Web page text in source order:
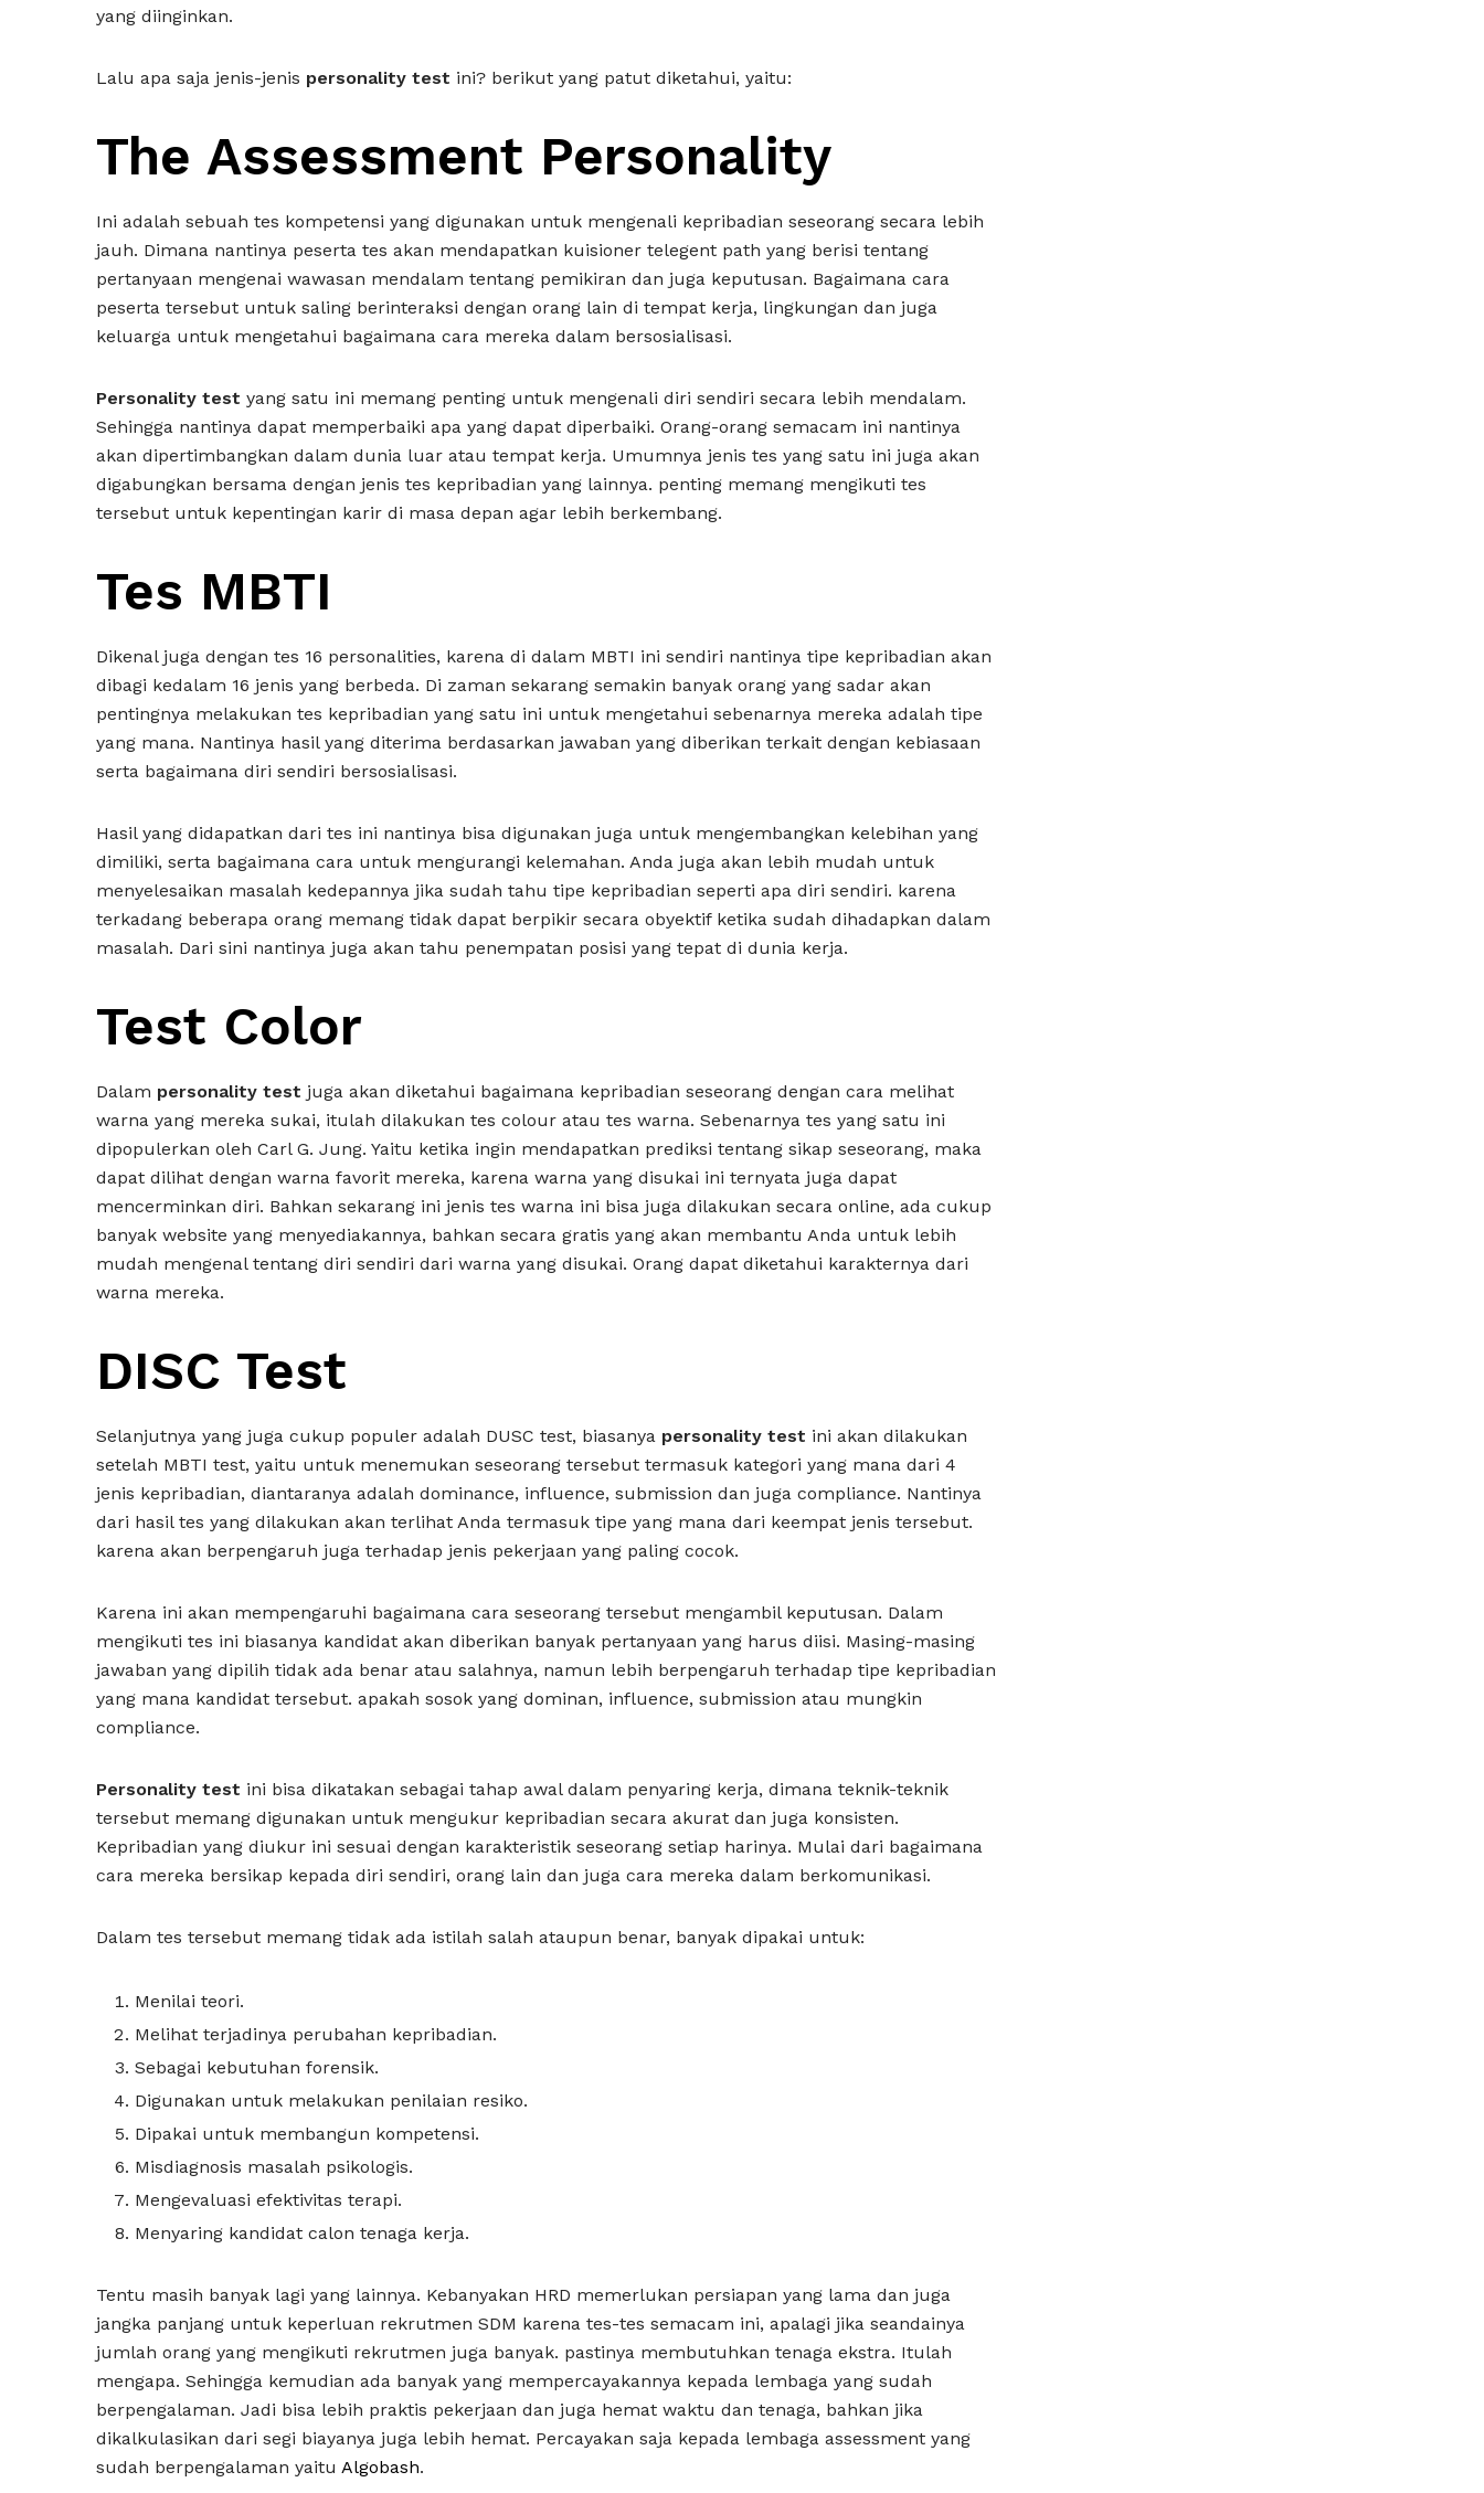
yang diinginkan.
Lalu apa saja jenis-jenis personality test ini? berikut yang patut diketahui, yaitu:
The Assessment Personality
Ini adalah sebuah tes kompetensi yang digunakan untuk mengenali kepribadian seseorang secara lebih
jauh. Dimana nantinya peserta tes akan mendapatkan kuisioner telegent path yang berisi tentang
pertanyaan mengenai wawasan mendalam tentang pemikiran dan juga keputusan. Bagaimana cara
peserta tersebut untuk saling berinteraksi dengan orang lain di tempat kerja, lingkungan dan juga
keluarga untuk mengetahui bagaimana cara mereka dalam bersosialisasi.
Personality test yang satu ini memang penting untuk mengenali diri sendiri secara lebih mendalam.
Sehingga nantinya dapat memperbaiki apa yang dapat diperbaiki. Orang-orang semacam ini nantinya
akan dipertimbangkan dalam dunia luar atau tempat kerja. Umumnya jenis tes yang satu ini juga akan
digabungkan bersama dengan jenis tes kepribadian yang lainnya. penting memang mengikuti tes
tersebut untuk kepentingan karir di masa depan agar lebih berkembang.
Tes MBTI
Dikenal juga dengan tes 16 personalities, karena di dalam MBTI ini sendiri nantinya tipe kepribadian akan
dibagi kedalam 16 jenis yang berbeda. Di zaman sekarang semakin banyak orang yang sadar akan
pentingnya melakukan tes kepribadian yang satu ini untuk mengetahui sebenarnya mereka adalah tipe
yang mana. Nantinya hasil yang diterima berdasarkan jawaban yang diberikan terkait dengan kebiasaan
serta bagaimana diri sendiri bersosialisasi.
Hasil yang didapatkan dari tes ini nantinya bisa digunakan juga untuk mengembangkan kelebihan yang
dimiliki, serta bagaimana cara untuk mengurangi kelemahan. Anda juga akan lebih mudah untuk
menyelesaikan masalah kedepannya jika sudah tahu tipe kepribadian seperti apa diri sendiri. karena
terkadang beberapa orang memang tidak dapat berpikir secara obyektif ketika sudah dihadapkan dalam
masalah. Dari sini nantinya juga akan tahu penempatan posisi yang tepat di dunia kerja.
Test Color
Dalam personality test juga akan diketahui bagaimana kepribadian seseorang dengan cara melihat
warna yang mereka sukai, itulah dilakukan tes colour atau tes warna. Sebenarnya tes yang satu ini
dipopulerkan oleh Carl G. Jung. Yaitu ketika ingin mendapatkan prediksi tentang sikap seseorang, maka
dapat dilihat dengan warna favorit mereka, karena warna yang disukai ini ternyata juga dapat
mencerminkan diri. Bahkan sekarang ini jenis tes warna ini bisa juga dilakukan secara online, ada cukup
banyak website yang menyediakannya, bahkan secara gratis yang akan membantu Anda untuk lebih
mudah mengenal tentang diri sendiri dari warna yang disukai. Orang dapat diketahui karakternya dari
warna mereka.
DISC Test
Selanjutnya yang juga cukup populer adalah DUSC test, biasanya personality test ini akan dilakukan
setelah MBTI test, yaitu untuk menemukan seseorang tersebut termasuk kategori yang mana dari 4
jenis kepribadian, diantaranya adalah dominance, influence, submission dan juga compliance. Nantinya
dari hasil tes yang dilakukan akan terlihat Anda termasuk tipe yang mana dari keempat jenis tersebut.
karena akan berpengaruh juga terhadap jenis pekerjaan yang paling cocok.
Karena ini akan mempengaruhi bagaimana cara seseorang tersebut mengambil keputusan. Dalam
mengikuti tes ini biasanya kandidat akan diberikan banyak pertanyaan yang harus diisi. Masing-masing
jawaban yang dipilih tidak ada benar atau salahnya, namun lebih berpengaruh terhadap tipe kepribadian
yang mana kandidat tersebut. apakah sosok yang dominan, influence, submission atau mungkin
compliance.
Personality test ini bisa dikatakan sebagai tahap awal dalam penyaring kerja, dimana teknik-teknik
tersebut memang digunakan untuk mengukur kepribadian secara akurat dan juga konsisten.
Kepribadian yang diukur ini sesuai dengan karakteristik seseorang setiap harinya. Mulai dari bagaimana
cara mereka bersikap kepada diri sendiri, orang lain dan juga cara mereka dalam berkomunikasi.
Dalam tes tersebut memang tidak ada istilah salah ataupun benar, banyak dipakai untuk:
Menilai teori.
Melihat terjadinya perubahan kepribadian.
Sebagai kebutuhan forensik.
Digunakan untuk melakukan penilaian resiko.
Dipakai untuk membangun kompetensi.
Misdiagnosis masalah psikologis.
Mengevaluasi efektivitas terapi.
Menyaring kandidat calon tenaga kerja.
Tentu masih banyak lagi yang lainnya. Kebanyakan HRD memerlukan persiapan yang lama dan juga
jangka panjang untuk keperluan rekrutmen SDM karena tes-tes semacam ini, apalagi jika seandainya
jumlah orang yang mengikuti rekrutmen juga banyak. pastinya membutuhkan tenaga ekstra. Itulah
mengapa. Sehingga kemudian ada banyak yang mempercayakannya kepada lembaga yang sudah
berpengalaman. Jadi bisa lebih praktis pekerjaan dan juga hemat waktu dan tenaga, bahkan jika
dikalkulasikan dari segi biayanya juga lebih hemat. Percayakan saja kepada lembaga assessment yang
sudah berpengalaman yaitu Algobash.